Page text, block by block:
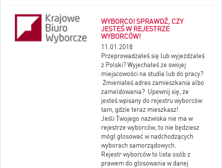
dla całego procesu badawczego i
jakości pozyskanych informacji.
W rozwinięciu wiadomośc
Kalendarium statystycznych badań
ankietowych w 2018 roku.
WYBORCO! SPRAWDŹ, CZY
JESTEŚ W REJESTRZE
WYBORCÓW!
11.01.2018
Przeprowadzałeś się lub wyjeżdżałeś
z Polski? Wyjechałeś ze swojej
miejscowości na studia lub do pracy?
Zmieniałeś adres zamieszkania albo
zameldowania? Upewnij się, że
jesteś wpisany do rejestru wyborców
tam, gdzie teraz mieszkasz!
Jeśli Twojego nazwiska nie ma w
rejestrze wyborców, to nie będziesz
mógł głosować w nadchodzących
wyborach samorządowych.
Rejestr wyborców to lista osób z
prawem do głosowania w danej